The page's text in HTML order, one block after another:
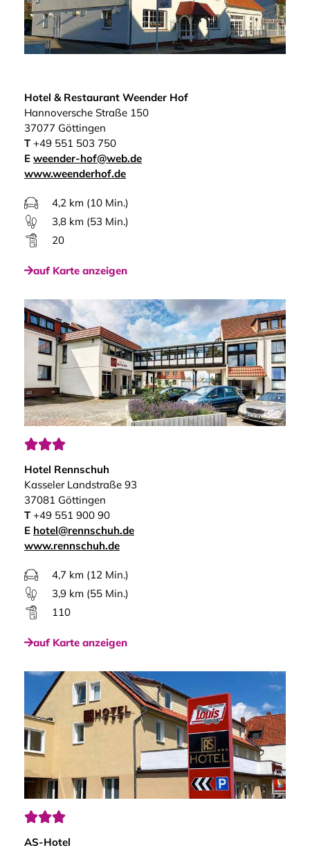
Hotel & Restaurant Weender Hof
Hannoversche Straße 150
37077 Göttingen
T+49 551 503 750
E weender-hof@web.de
www.weenderhof.de
4,2 km (10 Min.)
3,8 km (53 Min.)
20
auf Karte anzeigen

Hotel Rennschuh
Kasseler Landstraße 93
37081 Göttingen
T+49 551 900 90
E hotel@rennschuh.de
www.rennschuh.de
4,7 km (12 Min.)
3,9 km (55 Min.)
110
auf Karte anzeigen

AS-Hotel